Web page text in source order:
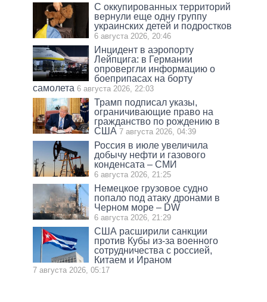
С оккупированных территорий
вернули еще одну группу
украинских детей и подростков
6 августа 2026, 20:46
Инцидент в аэропорту
Лейпцига: в Германии
опровергли информацию о
боеприпасах на борту
самолета 6 августа 2026, 22:03
Трамп подписал указы,
ограничивающие право на
гражданство по рождению в
США 7 августа 2026, 04:39
Россия в июле увеличила
добычу нефти и газового
конденсата – СМИ
6 августа 2026, 21:25
Немецкое грузовое судно
попало под атаку дронами в
Черном море – DW
6 августа 2026, 21:29
США расширили санкции
против Кубы из-за военного
сотрудничества с россией,
Китаем и Ираном
7 августа 2026, 05:17